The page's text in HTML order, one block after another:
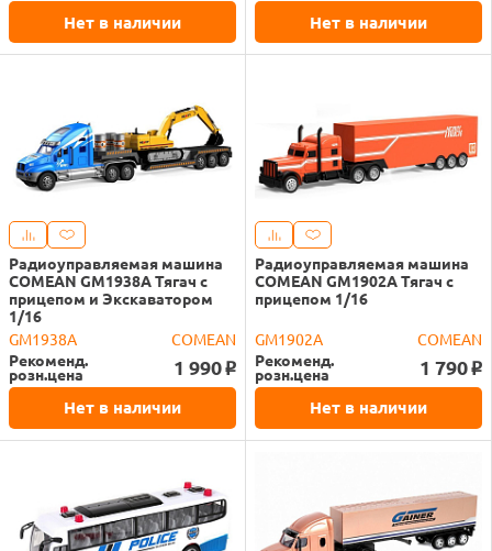
Нет в наличии Нет в наличии
Радиоуправляемая машина
COMEAN GM1938A Тягач с
прицепом и Экскаватором
1/16
GM1938A
COMEAN
Рекоменд.
розн.цена 1 990 o
Нет в наличии
Радиоуправляемая машина
COMEAN GM1902A Тягач с
прицепом 1/16
GM1902A
COMEAN
Рекоменд.
розн.цена 1 790 o
Нет в наличии